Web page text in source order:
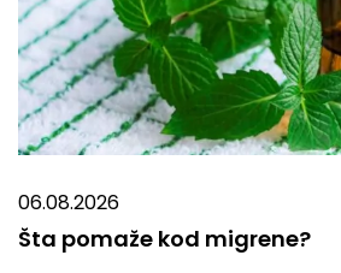
06.08.2026
Šta pomaže kod migrene?